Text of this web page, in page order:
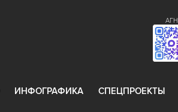
АГН
ИНФОГРАФИКА СПЕЦПРОЕКТЫ